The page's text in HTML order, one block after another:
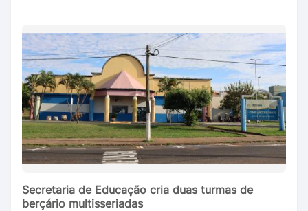
Secretaria de Educação cria duas turmas de
berçário multisseriadas